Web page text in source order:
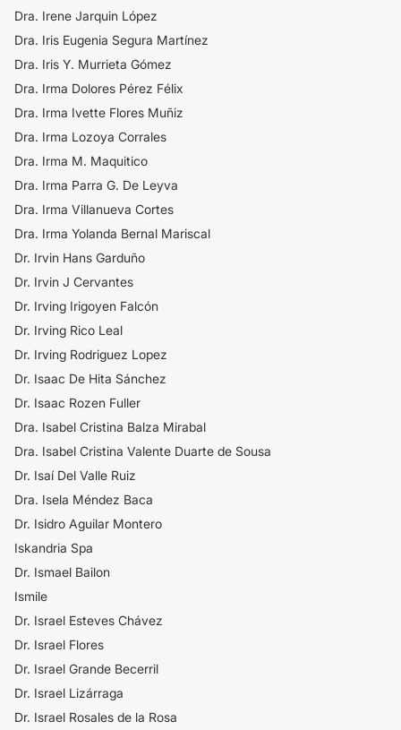
Dra. Irene Jarquin López
Dra. Iris Eugenia Segura Martínez
Dra. Iris Y. Murrieta Gómez
Dra. Irma Dolores Pérez Félix
Dra. Irma Ivette Flores Muñiz
Dra. Irma Lozoya Corrales
Dra. Irma M. Maquitico
Dra. Irma Parra G. De Leyva
Dra. Irma Villanueva Cortes
Dra. Irma Yolanda Bernal Mariscal
Dr. Irvin Hans Garduño
Dr. Irvin J Cervantes
Dr. Irving Irigoyen Falcón
Dr. Irving Rico Leal
Dr. Irving Rodriguez Lopez
Dr. Isaac De Hita Sánchez
Dr. Isaac Rozen Fuller
Dra. Isabel Cristina Balza Mirabal
Dra. Isabel Cristina Valente Duarte de Sousa
​Dr. Isaí ​Del Valle Ruiz
Dra. Isela Méndez Baca
Dr. Isidro Aguilar Montero
Iskandria Spa
Dr. Ismael Bailon
Ismile
Dr. Israel Esteves Chávez
Dr. Israel Flores
Dr. Israel Grande Becerril
Dr. Israel Lizárraga
Dr. Israel Rosales de la Rosa